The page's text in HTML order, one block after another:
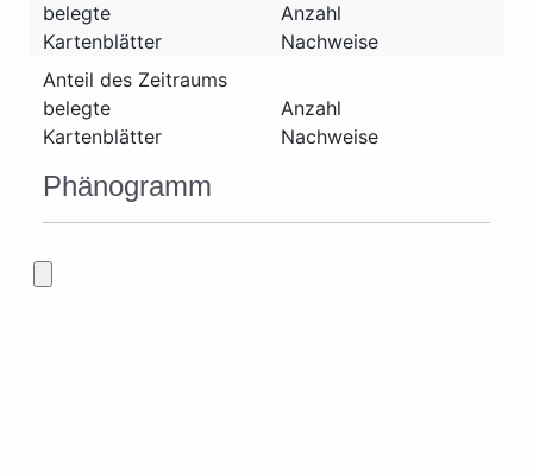
belegte
Kartenblätter
Anzahl
Nachweise
Anteil des Zeitraums
belegte
Kartenblätter
Anzahl
Nachweise
Phänogramm